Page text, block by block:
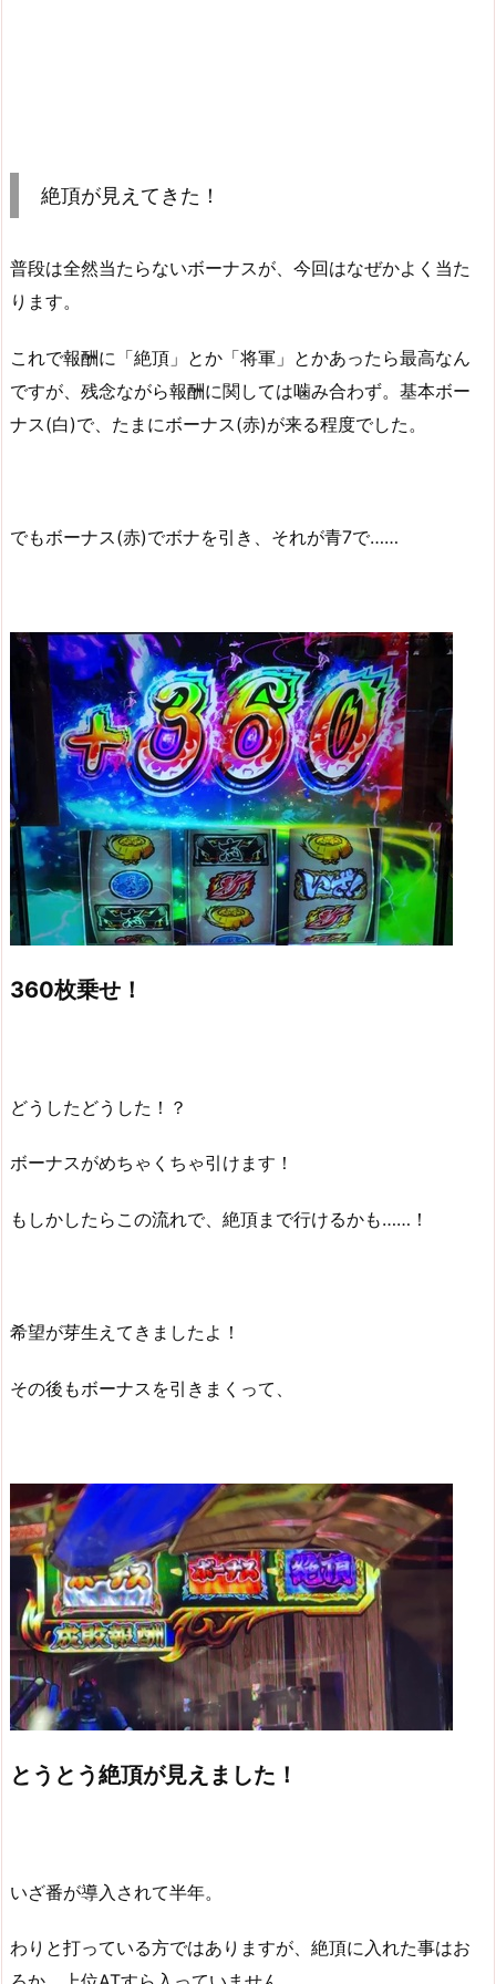
絶頂が見えてきた！
普段は全然当たらないボーナスが、今回はなぜかよく当た
ります。
これで報酬に「絶頂」とか「将軍」とかあったら最高なん
ですが、残念ながら報酬に関しては噛み合わず。基本ボー
ナス(白)で、たまにボーナス(赤)が来る程度でした。
でもボーナス(赤)でボナを引き、それが青7で……
360枚乗せ！
どうしたどうした！？
ボーナスがめちゃくちゃ引けます！
もしかしたらこの流れで、絶頂まで行けるかも……！
希望が芽生えてきましたよ！
その後もボーナスを引きまくって、
とうとう絶頂が見えました！
いざ番が導入されて半年。
わりと打っている方ではありますが、絶頂に入れた事はお